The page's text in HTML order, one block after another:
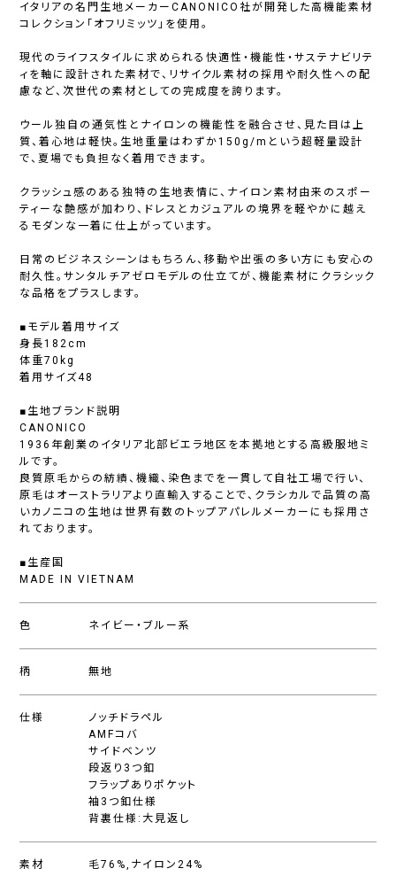
イタリアの名門生地メーカーCANONICO社が開発した高機能素材
コレクション「オフリミッツ」を使用。
現代のライフスタイルに求められる快適性・機能性・サステナビリテ
ィを軸に設計された素材で、リサイクル素材の採用や耐久性への配
慮など、次世代の素材としての完成度を誇ります。
ウール独自の通気性とナイロンの機能性を融合させ、見た目は上
質、着心地は軽快。生地重量はわずか150g/mという超軽量設計
で、夏場でも負担なく着用できます。
クラッシュ感のある独特の生地表情に、ナイロン素材由来のスポー
ティーな艶感が加わり、ドレスとカジュアルの境界を軽やかに越え
るモダンな一着に仕上がっています。
日常のビジネスシーンはもちろん、移動や出張の多い方にも安心の
耐久性。サンタルチアゼロモデルの仕立てが、機能素材にクラシック
な品格をプラスします。
■モデル着用サイズ
身長182cm
体重70kg
着用サイズ48
■生地ブランド説明
CANONICO
1936年創業のイタリア北部ビエラ地区を本拠地とする高級服地ミ
ルです。
良質原毛からの紡績、機織、染色までを一貫して自社工場で行い、
原毛はオーストラリアより直輸入することで、クラシカルで品質の高
いカノニコの生地は世界有数のトップアパレルメーカーにも採用さ
れております。
■生産国
MADE IN VIETNAM
色 ネイビー・ブルー系
柄 無地
仕様
ノッチドラペル
AMFコバ
サイドベンツ
段返り3つ釦
フラップありポケット
袖3つ釦仕様
背裏仕様:大見返し
素材 毛76%,ナイロン24%